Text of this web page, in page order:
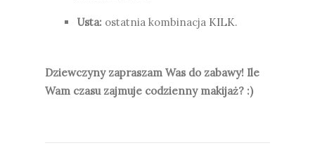
Usta: ostatnia kombinacja KILK.
Dziewczyny zapraszam Was do zabawy! Ile
Wam czasu zajmuje codzienny makijaż? :)